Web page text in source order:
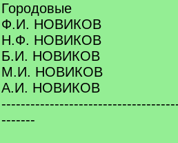
Городовые
Ф.И. НОВИКОВ
Н.Ф. НОВИКОВ
Б.И. НОВИКОВ
М.И. НОВИКОВ
А.И. НОВИКОВ
-------